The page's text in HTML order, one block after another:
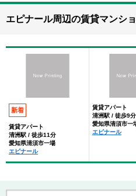
エピナール周辺の賃貸マンシ
新着
賃貸アパート
清洲駅 / 徒歩11分
愛知県清須市一場
エピナール
賃貸アパート
清洲駅 / 徒歩9分
愛知県清須市一
エピナール